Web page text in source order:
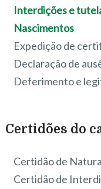
Interdições e
Nascimentos
Expedição de
Declaração de
Deferimento e
Certidões do
Certidão de
Certidão de